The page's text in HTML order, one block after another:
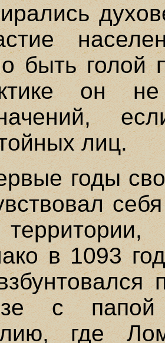
быть голой
он не
лиц.
годы
в 1093
с папой
где